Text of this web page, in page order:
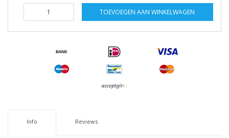
TOEVOEGEN AAN WINKELWAGEN
Info Reviews